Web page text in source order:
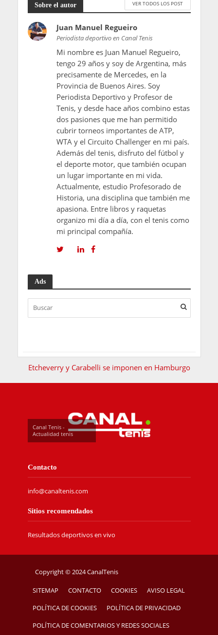
Sobre el autor VER TODOS LOS POST
Juan Manuel Regueiro
Periodista deportivo en Canal Tenis
Mi nombre es Juan Manuel Regueiro,
tengo 29 años y soy de Argentina, más
precisamente de Mercedes, en la
Provincia de Buenos Aires. Soy
Periodista Deportivo y Profesor de
Tenis, y desde hace años combino estas
dos pasiones que me han permitido
cubrir torneos importantes de ATP,
WTA y el Circuito Challenger en mi país.
Además del tenis, disfruto del fútbol y
el deporte motor, que también ocupan
un lugar importante en mi vida.
Actualmente, estudio Profesorado de
Historia, una disciplina que también me
apasiona. Entre libros y raquetas
organizo mi día a día, con el tenis como
mi principal compañía.
Ads
Etcheverry y Carabelli se imponen en Hamburgo
Canal Tenis -
Actualidad tenis
Contacto
info@canaltenis.com
Sitios recomendados
Resultados deportivos en vivo
Copyright © 2024 CanalTenis
SITEMAP CONTACTO COOKIES AVISO LEGAL
POLÍTICA DE COOKIES POLÍTICA DE PRIVACIDAD
POLÍTICA DE COMENTARIOS Y REDES SOCIALES